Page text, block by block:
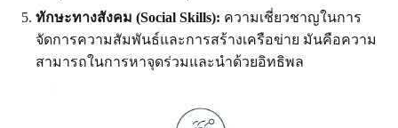
ทักษะทางสังคม (Social Skills): ความเชี่ยวชาญในการ
จัดการความสัมพันธ์และการสร้างเครือข่าย มันคือความ
สามารถในการหาจุดร่วมและนำด้วยอิทธิพล